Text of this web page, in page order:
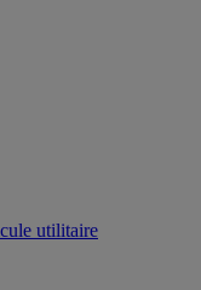
utilitaire